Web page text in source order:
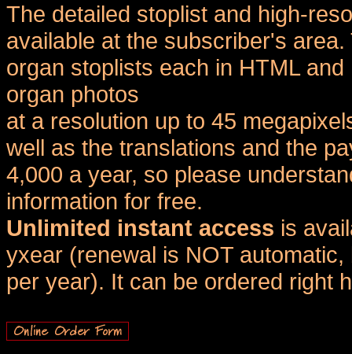
The detailed stoplist and high-
available at the subscriber's
organ stoplists each in HTML
organ photos
at a resolution up to 45
well as the translations and the
4,000 a year, so please
information for free.
Unlimited instant access is
yxear (renewal is NOT
per year). It can be ordered right